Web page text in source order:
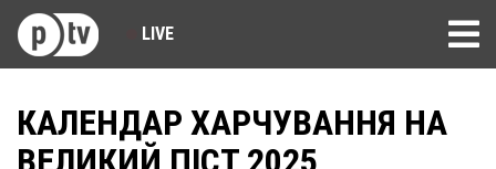
LIVE
КАЛЕНДАР ХАРЧУВАННЯ НА